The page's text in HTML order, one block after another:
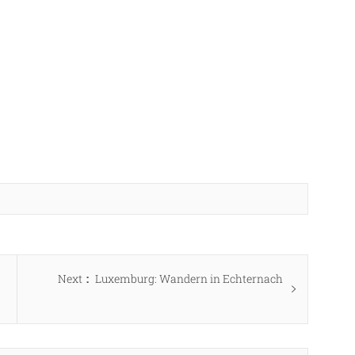
Next
Next
Luxemburg: Wandern in Echternach